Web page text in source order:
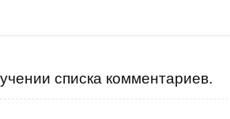
списка комментариев.